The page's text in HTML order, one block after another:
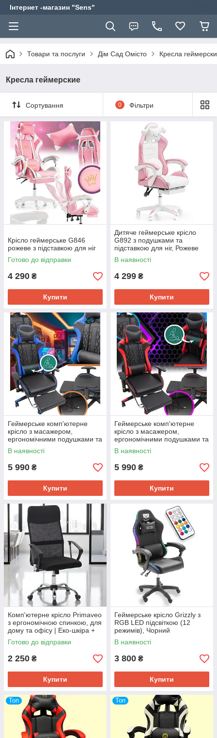
Інтернет -магазин "Sens"
Товари та послуги Дім Сад Омісто Кресла
Кресла геймерские
Сортування 0 Фільтри
Крісло геймерське G846
рожеве з підставкою для ніг
Готово до відправки
4 290 ₴
Купити
Дитяче геймерське крісло
G892 з подушками та
підставкою для ніг, Рожеве
В наявності
4 299 ₴
Купити
Геймерське комп'ютерне
крісло з масажером,
ергономічними подушками та
підставкою для ніг, Чорний/
Синій (G900)
В наявності
5 990 ₴
Купити
Геймерське комп'ютерне
крісло з масажером,
ергономічними подушками та
підставкою для ніг, Чорний/
Червоний (G899)
В наявності
5 990 ₴
Купити
Комп'ютерне крісло Primaveo
з ергономічною спинкою, для
дому та офісу | Еко-шкіра +
сітка, Чорне
Готово до відправки
2 250 ₴
Купити
Геймерське крісло Grizzly з
RGB LED підсвіткою (12
режимів), Чорний
В наявності
3 800 ₴
Купити
Топ Топ